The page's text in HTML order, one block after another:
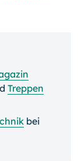
Treppen
bei